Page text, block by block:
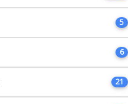
5
6
21